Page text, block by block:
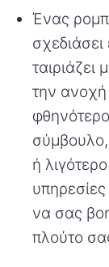
Ένας
ταιριάζει
την ανοχή
σύμβουλο,
ή
να σας
πλούτο